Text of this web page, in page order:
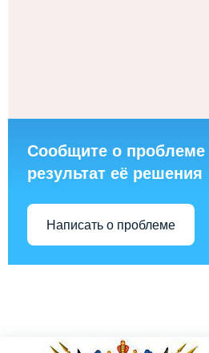
Сообщите о проблеме
результат её решения
Написать о проблеме